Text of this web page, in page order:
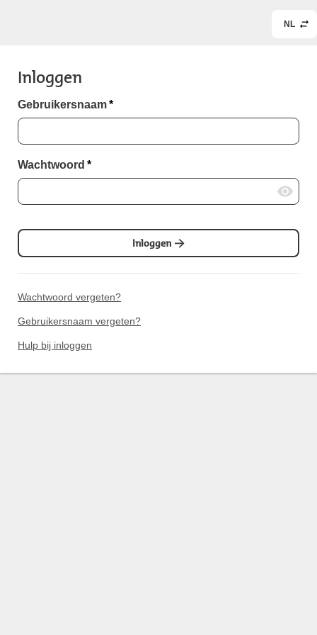
NL
Inloggen
Gebruikersnaam*
Wachtwoord *
Inloggen
Wachtwoord vergeten?
Gebruikersnaam vergeten?
Hulp bij inloggen